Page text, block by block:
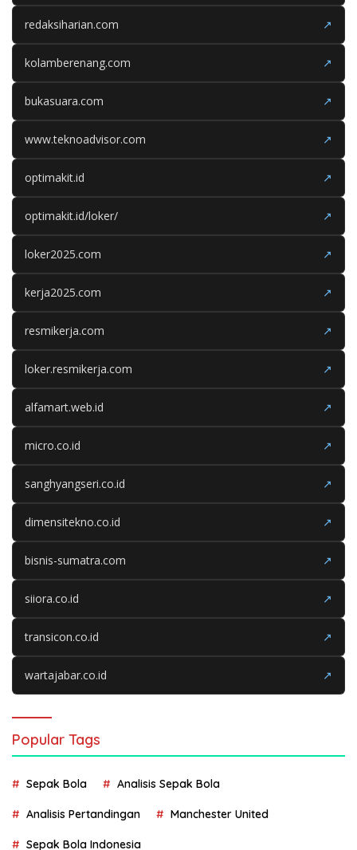
redaksiharian.com ↗
kolamberenang.com ↗
bukasuara.com ↗
www.teknoadvisor.com ↗
optimakit.id ↗
optimakit.id/loker/ ↗
loker2025.com ↗
kerja2025.com ↗
resmikerja.com ↗
loker.resmikerja.com ↗
alfamart.web.id ↗
micro.co.id ↗
sanghyangseri.co.id ↗
dimensitekno.co.id ↗
bisnis-sumatra.com ↗
siiora.co.id ↗
transicon.co.id ↗
wartajabar.co.id ↗
Popular Tags
Sepak Bola Analisis Sepak Bola
Analisis Pertandingan Manchester United
Sepak Bola Indonesia